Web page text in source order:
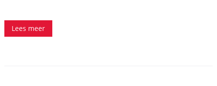
Lees meer